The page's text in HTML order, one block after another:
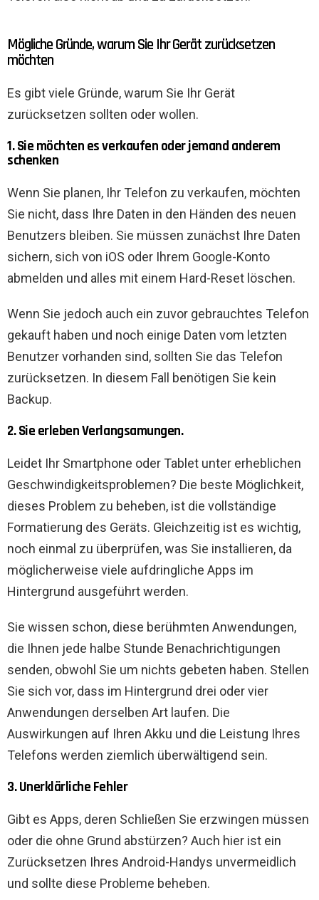
Mögliche Gründe, warum Sie Ihr Gerät zurücksetzen
möchten
Es gibt viele Gründe, warum Sie Ihr Gerät
zurücksetzen sollten oder wollen.
1. Sie möchten es verkaufen oder jemand anderem
schenken
Wenn Sie planen, Ihr Telefon zu verkaufen, möchten
Sie nicht, dass Ihre Daten in den Händen des neuen
Benutzers bleiben. Sie müssen zunächst Ihre Daten
sichern, sich von iOS oder Ihrem Google-Konto
abmelden und alles mit einem Hard-Reset löschen.
Wenn Sie jedoch auch ein zuvor gebrauchtes Telefon
gekauft haben und noch einige Daten vom letzten
Benutzer vorhanden sind, sollten Sie das Telefon
zurücksetzen. In diesem Fall benötigen Sie kein
Backup.
2. Sie erleben Verlangsamungen.
Leidet Ihr Smartphone oder Tablet unter erheblichen
Geschwindigkeitsproblemen? Die beste Möglichkeit,
dieses Problem zu beheben, ist die vollständige
Formatierung des Geräts. Gleichzeitig ist es wichtig,
noch einmal zu überprüfen, was Sie installieren, da
möglicherweise viele aufdringliche Apps im
Hintergrund ausgeführt werden.
Sie wissen schon, diese berühmten Anwendungen,
die Ihnen jede halbe Stunde Benachrichtigungen
senden, obwohl Sie um nichts gebeten haben. Stellen
Sie sich vor, dass im Hintergrund drei oder vier
Anwendungen derselben Art laufen. Die
Auswirkungen auf Ihren Akku und die Leistung Ihres
Telefons werden ziemlich überwältigend sein.
3. Unerklärliche Fehler
Gibt es Apps, deren Schließen Sie erzwingen müssen
oder die ohne Grund abstürzen? Auch hier ist ein
Zurücksetzen Ihres Android-Handys unvermeidlich
und sollte diese Probleme beheben.